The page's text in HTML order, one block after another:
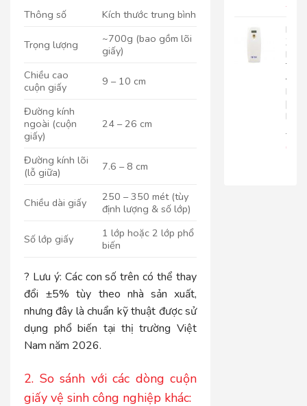
Thông số Kích thước trung bình
Trọng lượng
~700g (bao gồm lõi
giấy)
Chiều cao
cuộn giấy
9 – 10 cm
Đường kính
ngoài (cuộn
giấy)
24 – 26 cm
Đường kính lõi
(lỗ giữa)
7.6 – 8 cm
Chiều dài giấy
250 – 350 mét (tùy
định lượng & số lớp)
Số lớp giấy
1 lớp hoặc 2 lớp phổ
biến
? Lưu ý: Các con số trên có thể thay
đổi ±5% tùy theo nhà sản xuất,
nhưng đây là chuẩn kỹ thuật được sử
dụng phổ biến tại thị trường Việt
Nam năm 2026.
2. So sánh với các dòng cuộn
giấy vệ sinh công nghiệp khác:
Máy
Xịt
Tự
|
RT816